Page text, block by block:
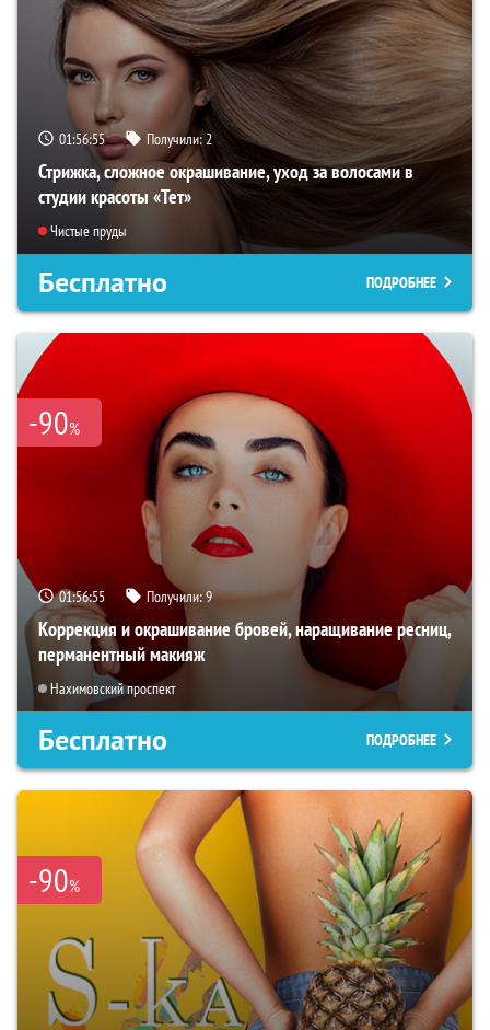
01:56:53 Получили:2
Стрижка, сложное окрашивание, уход за волосами в
студии красоты «Тет»
Чистые пруды
Бесплатно ПОДРОБНЕЕ
-90%
01:56:53 Получили:9
Коррекция и окрашивание бровей, наращивание ресниц,
перманентный макияж
Нахимовский проспект
Бесплатно ПОДРОБНЕЕ
-90%